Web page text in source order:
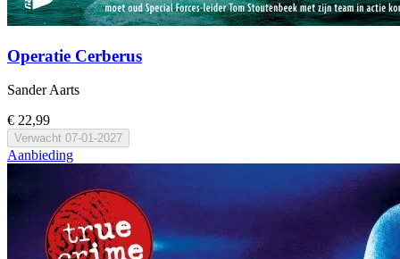
Operatie Cerberus
Sander Aarts
€ 22,99
Verwacht 07-01-2027
Aanbieding